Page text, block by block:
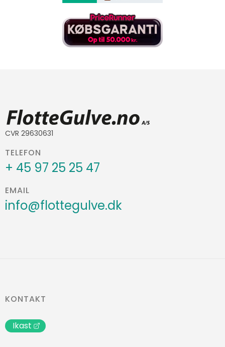
CVR 29630631
TELEFON
+ 45 97 25 25 47
EMAIL
info@flottegulve.dk
KONTAKT
Ikast